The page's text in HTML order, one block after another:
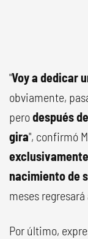
"Voy a dedicar
obviamente,
perodespués
gira", confirmó
nacimiento de
meses
Por último,